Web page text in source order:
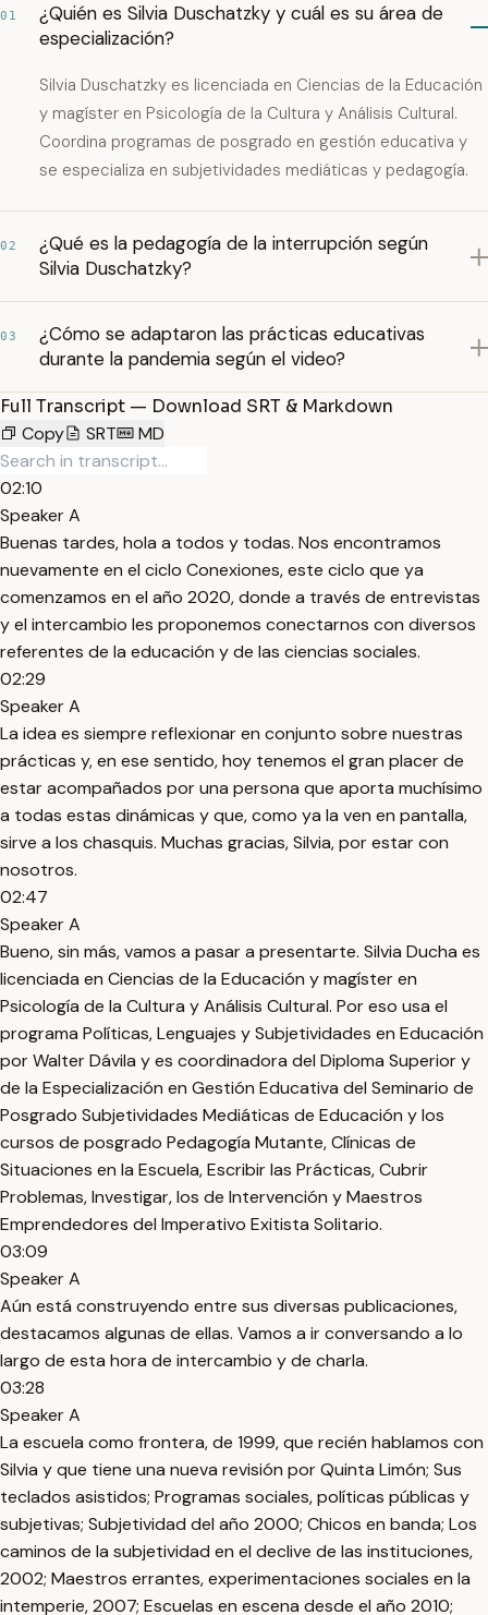
01
¿Quién es Silvia Duschatzky y cuál es su área de
especialización?
Silvia Duschatzky es licenciada en Ciencias de la Educación
y magíster en Psicología de la Cultura y Análisis Cultural.
Coordina programas de posgrado en gestión educativa y
se especializa en subjetividades mediáticas y pedagogía.
02
¿Qué es la pedagogía de la interrupción según
Silvia Duschatzky?
03
¿Cómo se adaptaron las prácticas educativas
durante la pandemia según el video?
Full Transcript — Download SRT & Markdown
Copy
SRT MD
02:10
Speaker A
Buenas tardes, hola a todos y todas. Nos encontramos
nuevamente en el ciclo Conexiones, este ciclo que ya
comenzamos en el año 2020, donde a través de entrevistas
y el intercambio les proponemos conectarnos con diversos
referentes de la educación y de las ciencias sociales.
02:29
Speaker A
La idea es siempre reflexionar en conjunto sobre nuestras
prácticas y, en ese sentido, hoy tenemos el gran placer de
estar acompañados por una persona que aporta muchísimo
a todas estas dinámicas y que, como ya la ven en pantalla,
sirve a los chasquis. Muchas gracias, Silvia, por estar con
nosotros.
02:47
Speaker A
Bueno, sin más, vamos a pasar a presentarte. Silvia Ducha es
licenciada en Ciencias de la Educación y magíster en
Psicología de la Cultura y Análisis Cultural. Por eso usa el
programa Políticas, Lenguajes y Subjetividades en Educación
por Walter Dávila y es coordinadora del Diploma Superior y
de la Especialización en Gestión Educativa del Seminario de
Posgrado Subjetividades Mediáticas de Educación y los
cursos de posgrado Pedagogía Mutante, Clínicas de
Situaciones en la Escuela, Escribir las Prácticas, Cubrir
Problemas, Investigar, los de Intervención y Maestros
Emprendedores del Imperativo Exitista Solitario.
03:09
Speaker A
Aún está construyendo entre sus diversas publicaciones,
destacamos algunas de ellas. Vamos a ir conversando a lo
largo de esta hora de intercambio y de charla.
03:28
Speaker A
La escuela como frontera, de 1999, que recién hablamos con
Silvia y que tiene una nueva revisión por Quinta Limón; Sus
teclados asistidos; Programas sociales, políticas públicas y
subjetivas; Subjetividad del año 2000; Chicos en banda; Los
caminos de la subjetividad en el declive de las instituciones,
2002; Maestros errantes, experimentaciones sociales en la
intemperie, 2007; Escuelas en escena desde el año 2010;